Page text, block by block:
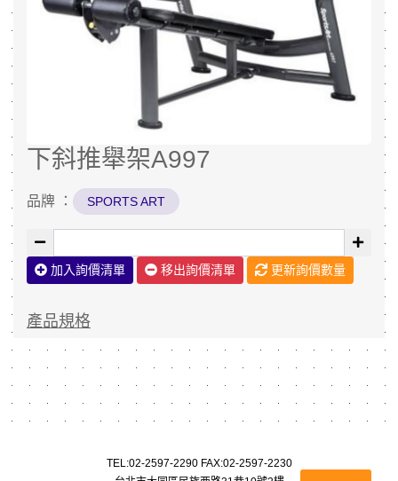
下斜推舉架A997
品牌 ： SPORTS ART
加入詢價清單 移出詢價清單 更新詢價數量
產品規格
TEL:02-2597-2290FAX:02-2597-2230